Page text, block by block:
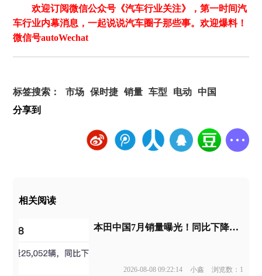
欢迎订阅微信公众号《汽车行业关注》，第一时间汽
车行业内幕消息，一起说说汽车圈子那些事。欢迎爆料！
微信号autoWechat
标签搜索： 市场 保时捷 销量 车型 电动
中国
分享到
相关阅读
本田中国7月销量曝光！同比下降44%
2026-08-08 09:22:14 小鑫 浏览数：1